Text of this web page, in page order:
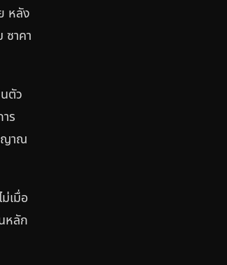
หลัง
ซาคา
ตัว
ร
ญาณ
เมื่อ
หลัก